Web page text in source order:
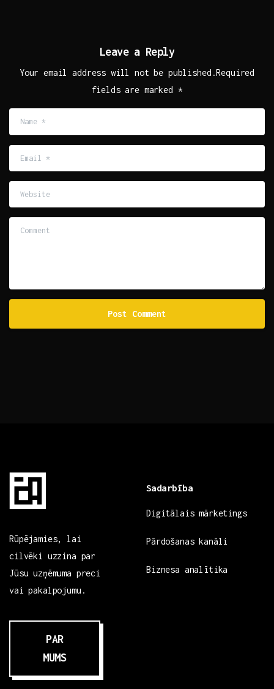
Leave a Reply
Your email address will not be published.Required
fields are marked *
*
Website
Rūpējamies, lai
cilvēki uzzina par
Jūsu uzņēmuma preci
vai pakalpojumu.
PAR
MUMS
Sadarbība
Digitālais mārketings
Pārdošanas kanāli
Biznesa analītika